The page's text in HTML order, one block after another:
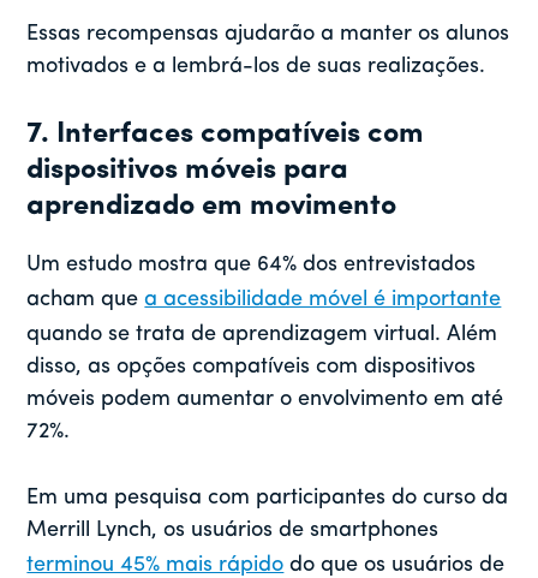
Essas recompensas ajudarão a manter os alunos
motivados e a lembrá-los de suas realizações.
7. Interfaces compatíveis com
dispositivos móveis para
aprendizado em movimento
Um estudo mostra que 64% dos entrevistados
acham quea acessibilidade móvel é importante
quando se trata de aprendizagem virtual. Além
disso, as opções compatíveis com dispositivos
móveis podem aumentar o envolvimento em até
72%.
Em uma pesquisa com participantes do curso da
Merrill Lynch, os usuários de smartphones
terminou 45% mais rápido do que os usuários de